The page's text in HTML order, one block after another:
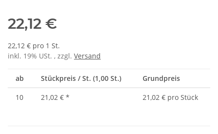
22,12 €
22,12 € pro 1 St.
inkl. 19% USt. , zzgl. Versand
ab Stückpreis / St. (1,00 St.) Grundpreis
10 21,02 € * 21,02 € pro Stück